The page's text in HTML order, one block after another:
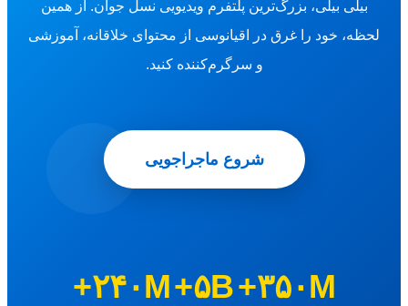
بیلی بیلی، بزرگ‌ترین پلتفرم ویدیویی نسل جوان. از همین
لحظه، خود را غرق در اقیانوسی از محتوای خلاقانه، آموزشی
و سرگرم‌کننده کنید.
شروع ماجراجویی
۳۵۰M+ ۵B+ ۲۴۰M+